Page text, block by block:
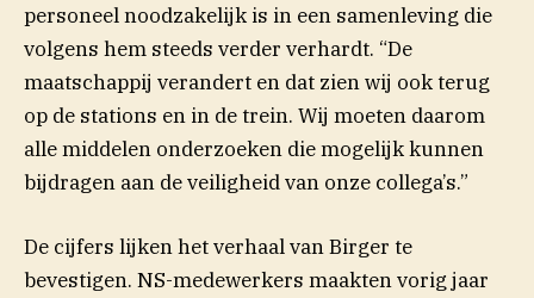
personeel noodzakelijk is in een samenleving die
volgens hem steeds verder verhardt. “De
maatschappij verandert en dat zien wij ook terug
op de stations en in de trein. Wij moeten daarom
alle middelen onderzoeken die mogelijk kunnen
bijdragen aan de veiligheid van onze collega’s.”
De cijfers lijken het verhaal van Birger te
bevestigen. NS-medewerkers maakten vorig jaar